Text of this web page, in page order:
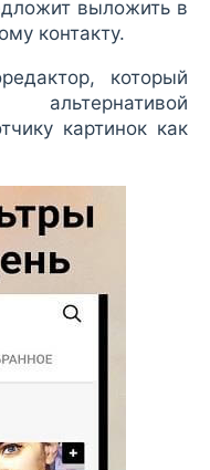
выложить в
контакту.
который
картинок как